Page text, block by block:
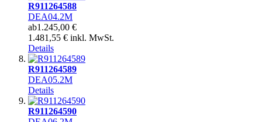
R911264588
DEA04.2M
ab1.245,00 €
1.481,55 € inkl. MwSt.
Details
R911264589
DEA05.2M
Details
R911264590